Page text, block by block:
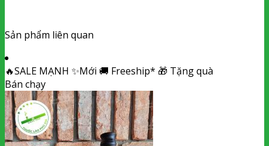
Sản phẩm liên quan
🔥SALE MẠNH ✨Mới 🚚 Freeship* 🎁 Tặng quà
Bán chạy